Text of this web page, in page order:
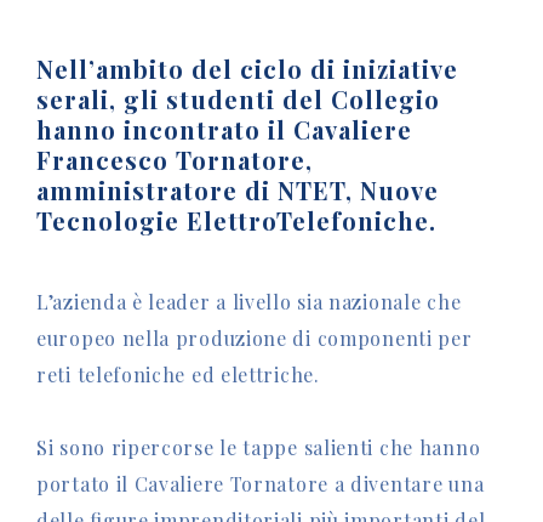
Nell’ambito del ciclo di iniziative
serali, gli studenti del Collegio
hanno incontrato il Cavaliere
Francesco Tornatore,
amministratore di NTET, Nuove
Tecnologie ElettroTelefoniche.
L’azienda è leader a livello sia nazionale che
europeo nella produzione di componenti per
reti telefoniche ed elettriche.
Si sono ripercorse le tappe salienti che hanno
portato il Cavaliere Tornatore a diventare una